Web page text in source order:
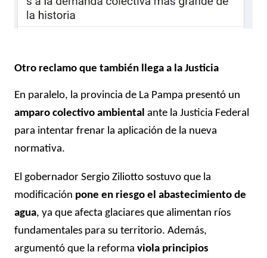
Otro reclamo que también llega a la Justicia
En paralelo, la provincia de La Pampa presentó un
amparo colectivo ambiental ante la Justicia Federal
para intentar frenar la aplicación de la nueva
normativa.
El gobernador Sergio Ziliotto sostuvo que la
modificación pone en riesgo el abastecimiento de
agua, ya que afecta glaciares que alimentan ríos
fundamentales para su territorio. Además,
argumentó que la reforma viola principios